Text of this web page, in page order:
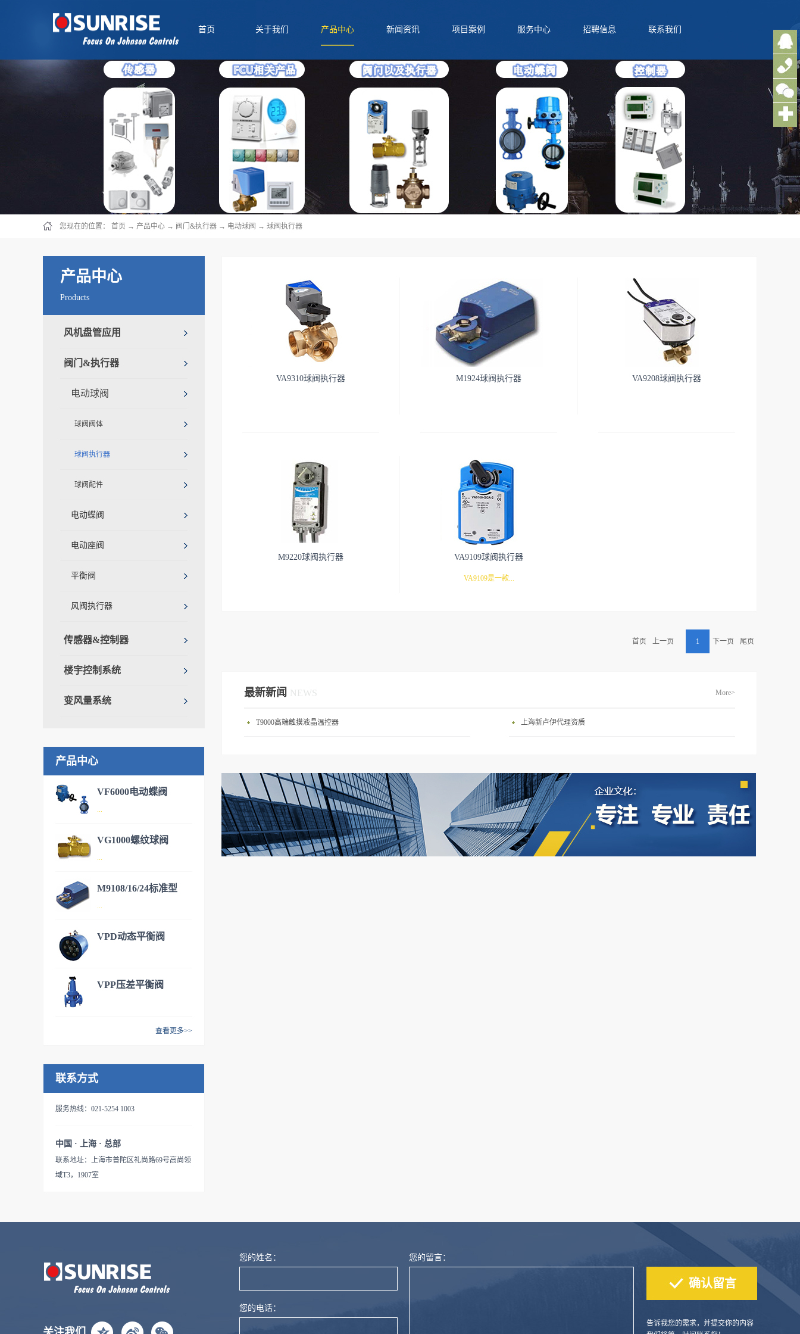
首页 关于我们 产品中心 新闻资讯 项目案例 服务中心 招聘信息 联系我们
您现在的位置： 首页 → 产品中心 → 阀门&执行器 → 电动球阀 → 球阀执行器
产品中心
Products
风机盘管应用
阀门&执行器
电动球阀
球阀阀体
球阀执行器
球阀配件
电动蝶阀
电动座阀
平衡阀
风阀执行器
传感器&控制器
楼宇控制系统
变风量系统
产品中心
VF6000电动蝶阀
...
调。
VG1000螺纹球阀
...
可安装各种执行器满足不同的
关/调节型执行器VA9208系列
M9108/16/24标准型
...
米），16NM（3平米），
反馈/电压等型号选择，满足多
VPD动态平衡阀
VPP压差平衡阀
查看更多>>
联系方式
服务热线：021-5254 1003
中国 · 上海 · 总部
联系地址：上海市普陀区礼尚路69号高尚领
域T3，1907室
VA9310球阀执行器 M1924球阀执行器 VA9208球阀执行器
M9220球阀执行器 VA9109球阀执行器
VA9109是一款...
首页 上一页 1 下一页 尾页
最新新闻 NEWS More>
T9000高端触摸液晶温控器 上海新卢伊代理资质
您的姓名：
您的电话：
您的留言：
告诉我您的需求，并提交你的内容
电话
二维码